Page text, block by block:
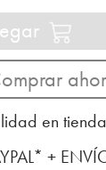
en tienda
+